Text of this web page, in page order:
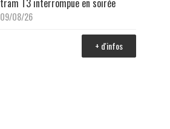
tram T3 interrompue en soirée
09/08/26
+ d'infos